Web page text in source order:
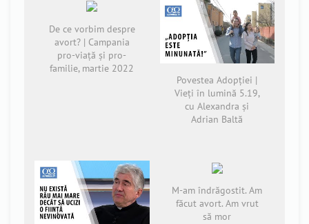
De ce vorbim despre
avort? | Campania
pro-viață și pro-
familie, martie 2022
Povestea Adopției |
Vieți în lumină 5.19,
cu Alexandra și
Adrian Baltă
M-am îndrăgostit. Am
făcut avort. Am vrut
să mor